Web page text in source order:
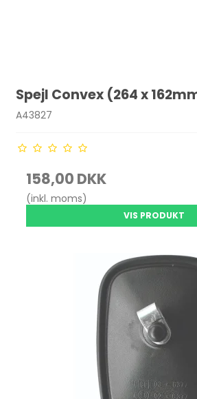
Spejl Convex (264 x
A43827
158,00 DKK
(inkl. moms)
VIS PRODUKT